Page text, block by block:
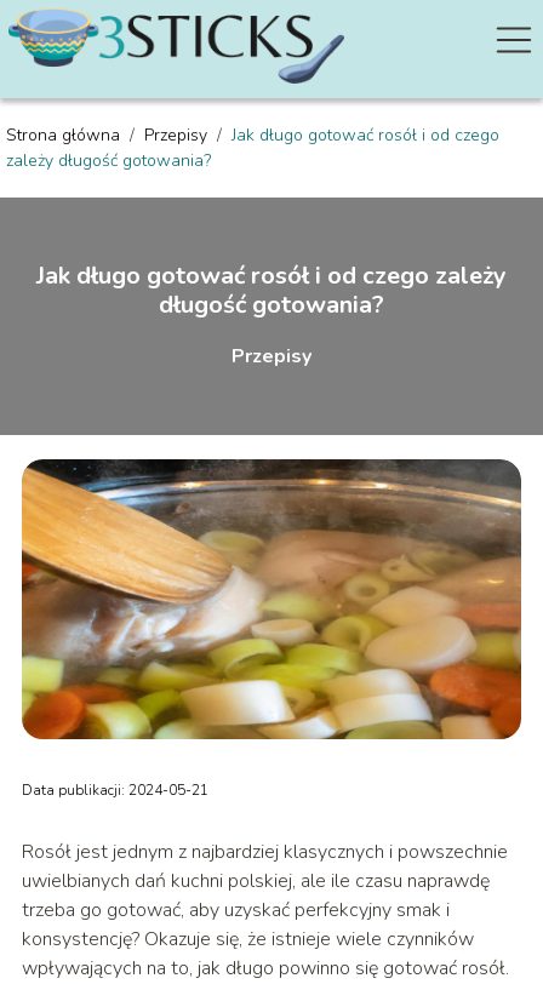
Strona główna / Przepisy /Jak długo gotować rosół i od czego
zależy długość gotowania?
Jak długo gotować rosół i od czego zależy
długość gotowania?
Przepisy
Data publikacji: 2024-05-21
Rosół jest jednym z najbardziej klasycznych i powszechnie
uwielbianych dań kuchni polskiej, ale ile czasu naprawdę
trzeba go gotować, aby uzyskać perfekcyjny smak i
konsystencję? Okazuje się, że istnieje wiele czynników
wpływających na to, jak długo powinno się gotować rosół.